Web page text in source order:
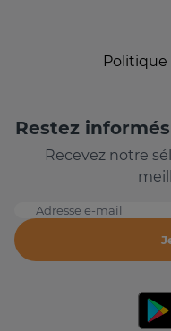
Restez
Recevez notre
Adresse e-mail